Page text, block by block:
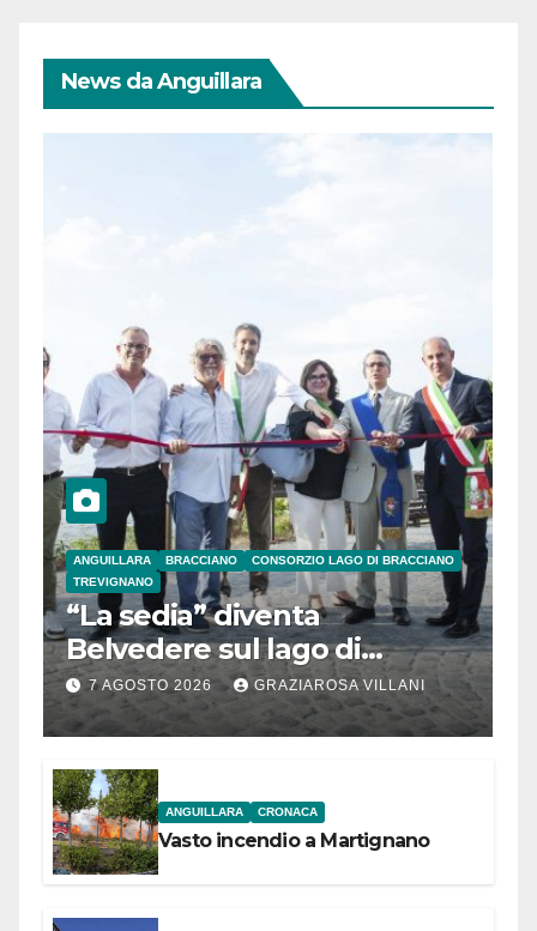
News da Anguillara
ANGUILLARA BRACCIANO
CONSORZIO LAGO DI BRACCIANO
TREVIGNANO
“La sedia” diventa
Belvedere sul lago di
Bracciano: ieri
l’inaugurazione
7 AGOSTO 2026 GRAZIAROSA VILLANI
ANGUILLARA CRONACA
Vasto incendio a Martignano